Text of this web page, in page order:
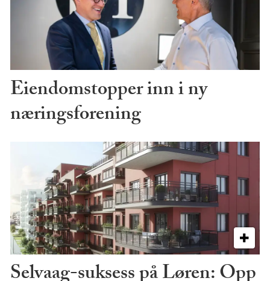
Eiendomstopper inn i ny
næringsforening